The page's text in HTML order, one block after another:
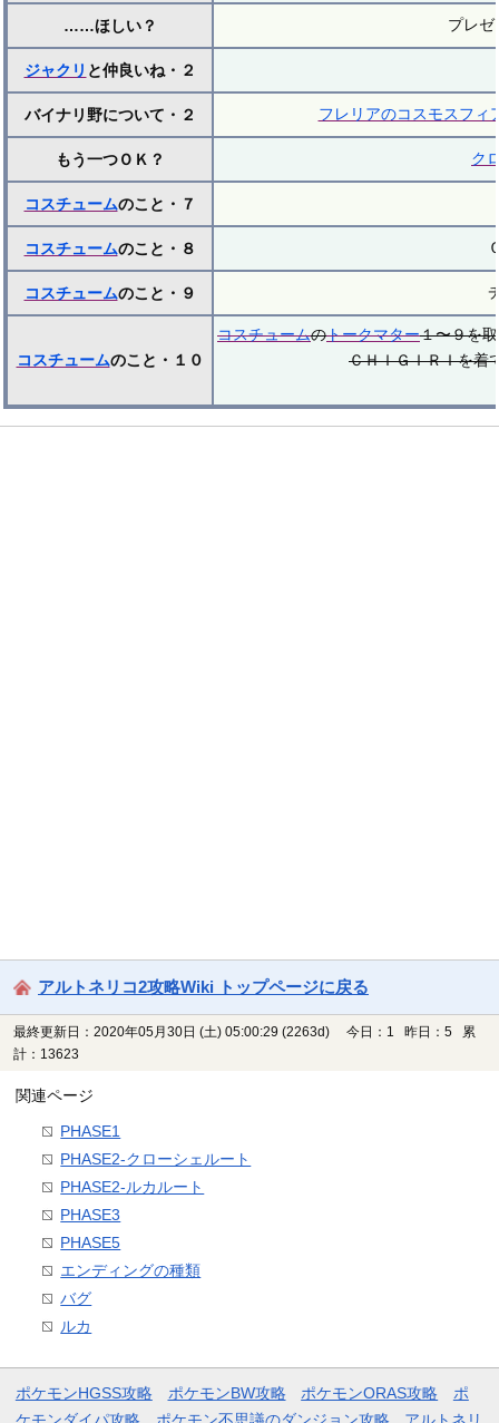
……ほしい？ プレゼ
ジャクリ と仲良いね・２
バイナリ野について・２ フレリアのコスモスフィ
もう一つＯＫ？ ク
コスチュームのこと・７
コスチュームのこと・８
コスチュームのこと・９
コスチュームのこと・１０
コスチュームのトークマター１〜９を
ＣＨＩＧＩＲＩを着
アルトネリコ2攻略Wiki トップページに戻る
最終更新日：2020年05月30日 (土) 05:00:29 (2263d)
今日：1 昨日：5 累
計：13623
関連ページ
PHASE1
PHASE2-クローシェルート
PHASE2-ルカルート
PHASE3
PHASE5
エンディングの種類
バグ
ルカ
ポケモンHGSS攻略 ポケモンBW攻略 ポケモンORAS攻略
ポ